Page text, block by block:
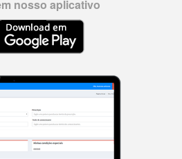
nosso aplicativo